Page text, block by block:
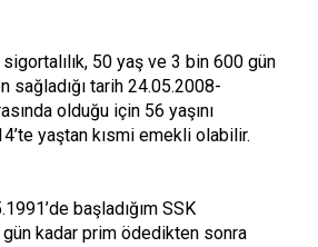
50 yaş ve 3 bin 600 gün
sağladığı tarih 24.05.2008-
olduğu için 56 yaşını
yaştan kısmi emekli olabilir.
başladığım SSK
gün kadar prim ödedikten sonra